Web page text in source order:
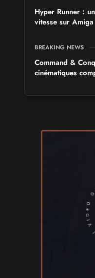
Hyper Runner :
vitesse sur
BREAKING NEWS
Command &
cinématiques